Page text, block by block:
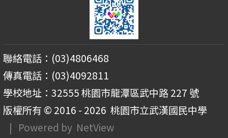
聯絡電話：(03)4806468
傳真電話：(03)4092811
學校地址：32555 桃園市龍潭區武中路 227 號
版權所有 © 2016 - 2026 桃園市立武漢國民中學
| Powered by NetView